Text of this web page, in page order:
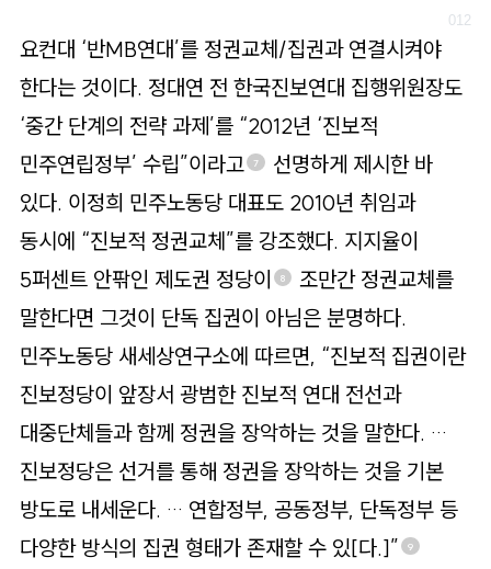
요컨대 ‘반MB연대’를 정권교체/집권과 연결시켜야
한다는 것이다. 정대연 전 한국진보연대 집행위원장도
‘중간 단계의 전략 과제’를 “2012년 ‘진보적
민주연립정부’ 수립”이라고
7
선명하게 제시한 바
있다. 이정희 민주노동당 대표도 2010년 취임과
동시에 “진보적 정권교체”를 강조했다. 지지율이
5퍼센트 안팎인 제도권 정당이
8
조만간 정권교체를
말한다면 그것이 단독 집권이 아님은 분명하다.
민주노동당 새세상연구소에 따르면, “진보적 집권이란
진보정당이 앞장서 광범한 진보적 연대 전선과
대중단체들과 함께 정권을 장악하는 것을 말한다. …
진보정당은 선거를 통해 정권을 장악하는 것을 기본
방도로 내세운다. … 연합정부, 공동정부, 단독정부 등
다양한 방식의 집권 형태가 존재할 수 있[다.]”
9